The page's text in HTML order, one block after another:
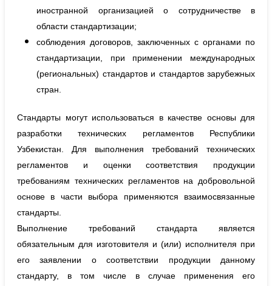
иностранной организацией о сотрудничестве в
области стандартизации;
соблюдения договоров, заключенных с органами по
стандартизации, при применении международных
(региональных) стандартов и стандартов зарубежных
стран.
Стандарты могут использоваться в качестве основы для
разработки технических регламентов Республики
Узбекистан. Для выполнения требований технических
регламентов и оценки соответствия продукции
требованиям технических регламентов на добровольной
основе в части выбора применяются взаимосвязанные
стандарты.
Выполнение требований стандарта является
обязательным для изготовителя и (или) исполнителя при
его заявлении о соответствии продукции данному
стандарту, в том числе в случае применения его